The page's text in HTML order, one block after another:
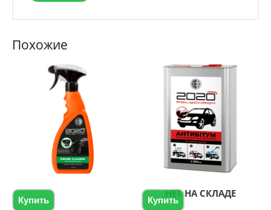
Похожие
Купить
НЕТ НА СКЛАДЕ
Купить